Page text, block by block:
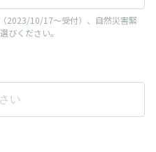
2023/10/17～受付）、自然災害緊
びください。